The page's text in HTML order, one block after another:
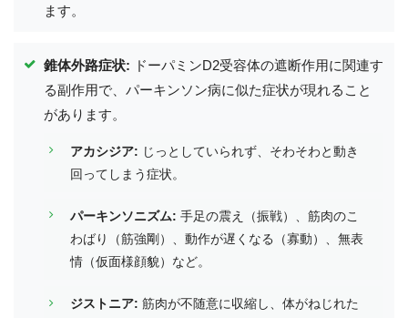
ます。
錐体外路症状: ドーパミンD2受容体の遮断作用に関連す
る副作用で、パーキンソン病に似た症状が現れること
があります。
アカシジア: じっとしていられず、そわそわと動き
回ってしまう症状。
パーキンソニズム: 手足の震え（振戦）、筋肉のこ
わばり（筋強剛）、動作が遅くなる（寡動）、無表
情（仮面様顔貌）など。
ジストニア: 筋肉が不随意に収縮し、体がねじれた